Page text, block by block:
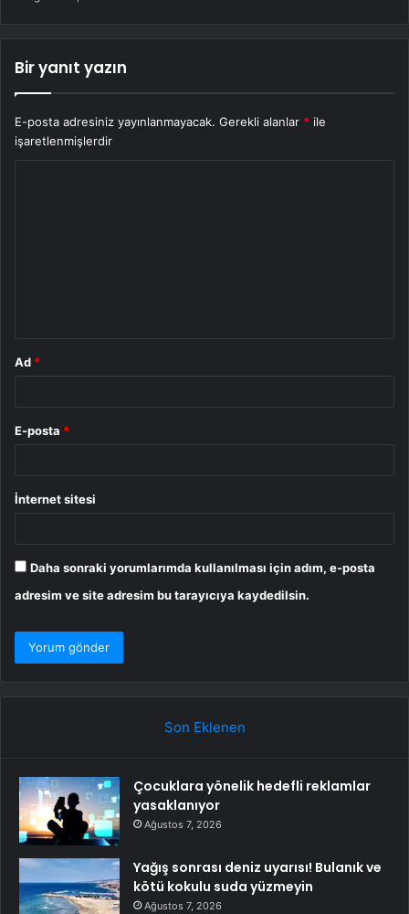
Bir yanıt yazın
E-posta adresiniz yayınlanmayacak. Gerekli alanlar * ile
işaretlenmişlerdir
Ad *
E-posta *
İnternet sitesi
Daha sonraki yorumlarımda kullanılması için adım, e-posta
adresim ve site adresim bu tarayıcıya kaydedilsin.
Son Eklenen
Çocuklara yönelik hedefli reklamlar
yasaklanıyor
Ağustos 7, 2026
Yağış sonrası deniz uyarısı! Bulanık ve
kötü kokulu suda yüzmeyin
Ağustos 7, 2026